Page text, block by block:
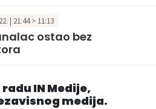
| 21:44 > 11:13
ostao bez
IN Medije,
medija.